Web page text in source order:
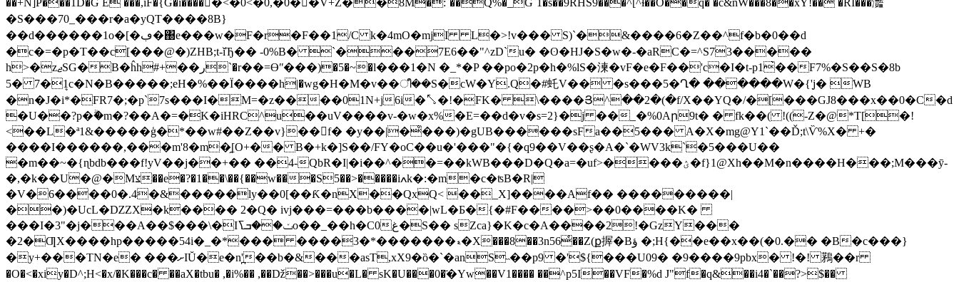
��+N]P���1D�G E ���,iF�{G�i����􎯩�<�0<�0,�0��V+Z��8ׁM�:`��Q%�_G`1�s��9RHS9���^[^ɫ��O��q� �c&nW���8��xY!�� �RI���灩
�S���70_���r�a�yQT����8B}
��d������1o�[�ڢ�΀e���w�F�r�F��1/C k�4mO�mjI L�>!v��� S)`�&����6�Z��^f�b�0��d
�c�=�p�T��c[���@�)ZHB;t-ǐЂ�� -0%B� `���7E6��"^zD`u� �ʘ�HJ�S�w�-�aRC�=^S73�����
h>�zޖSG�B�ĥh#+��ر`�r��=Ɵʺ���)�5�~�l���1�N �_*�P ��po�2p�h�%lS�湅�vF�e�F��'c�I�t-p1̀��F7%�S��S�8b
5� 7�ܷ1c�N�B�����;eH�%��Ï����һ|�wg�H�M�v��ീ��S�cW�Y.Q�#虴V�� �s���5�Ղ� ������W�{'ָj� WB
�n�J�i*�FR7�;�p`7s���I�M=�z����01N+j6i�⤣�!�FK� \����Յ^��2�(�f/X��YQ�/�[���GJ8���x��0�C�d
�U��?p�ۗ�m�?��A�=�K�iHRC^u��uV����v-�w�x%�E=��d�v�s=2}�j ��_�%0Aր9t� � fk��( !((-Z�@*T[�!
<��L�ª1&�����ģ�*��w#��Z��v}��󋼬f� �y��|�̊���)�gUB������sFa��5��� A�X�mg@Y1`��Ď;t\Ѷ%X� +�
����I������,���m'8�m�̯[O+�� B�+k�]S��/FY�oC��u�'���"�{�q9��V��ʂ�A�`�WV3k`�5���U��
�m��~�{ɳbdb���f!yV��j��+�� ��4-QbR�I|�i��^��=��kWB���D�Q�a=�uf>����ؽ�f}1@Xh��M�n����H���;M���ӯ-
�,�k��U�@�Mצ��e�?�1��\��{��w���S5��>�����iߍk�:�m�c�ʦB�R|
�V�6����0�.4�&�����ly��0[��Ƙ�nX��QxQ< ��_X]����Af�� ���������|
��)�UcL�ǱZX�k���� 2�Q� ivj���=���b����|wL�Ƃ�{�#F����>��0����K�
���I�3"�j���A��$���\�Iݖ��ܒߖo��_��h�C0غ�S�� sZca}�K�c�A����2!�GzY���
�2�ƢX����hp�����54i�_�*��� ����3�*�������ޑ�X���8��3n56҅��Z(ք搱�Bؤ �;H{��e��x��(�0.�� �B�c���}
�y+���TN�e� ���ށIŬ�e�n'̪��b�&���asT,xX9�ȍ�`�anS˵��p9 �'${���U09� �9����9pbx� !�! 鶜��r
�O�<�xiy�D^;H<�x/�K���c� ��aX�tbu� ,�i%�� ,��ǅ��>���u�L� sK�U���0�҃�Yw��V1���� ��^p5I��VF�%d J"f�q&��i4�`��?>$��